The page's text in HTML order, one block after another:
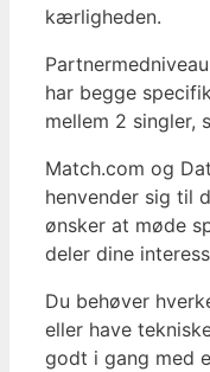
kærligheden.
har begge
mellem 2 singler,
Match.com og
henvender sig til
ønsker at møde
deler dine
Du behøver
eller have
godt i gang med